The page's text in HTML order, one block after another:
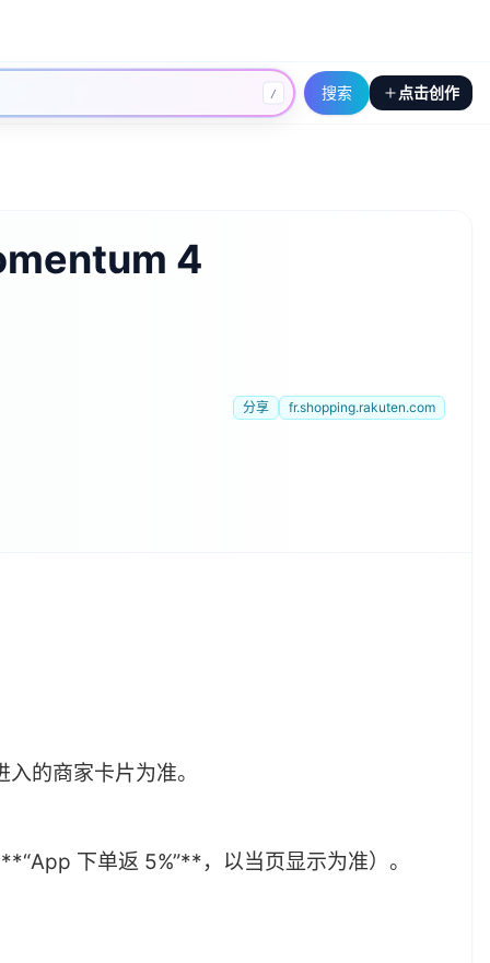
/ 搜索 点击创作
4
分享 fr.shopping.rakuten.com
的商家卡片为准。
下单返 5%”**，以当页显示为准）。